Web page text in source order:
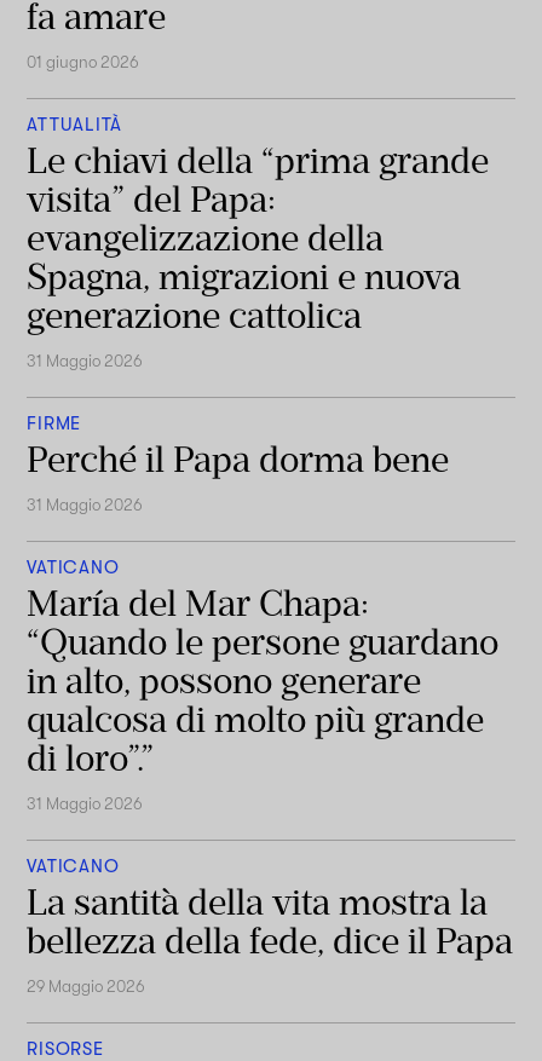
fa amare
01 giugno 2026
ATTUALITÀ
Le chiavi della “prima grande
visita” del Papa:
evangelizzazione della
Spagna, migrazioni e nuova
generazione cattolica
31 Maggio 2026
FIRME
Perché il Papa dorma bene
31 Maggio 2026
VATICANO
María del Mar Chapa:
“Quando le persone guardano
in alto, possono generare
qualcosa di molto più grande
di loro”.”
31 Maggio 2026
VATICANO
La santità della vita mostra la
bellezza della fede, dice il Papa
29 Maggio 2026
RISORSE